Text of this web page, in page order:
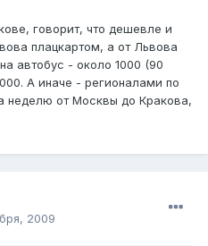
говорит, что дешевле и
плацкартом, а от Львова
автобус - около 1000 (90
А иначе - регионалами по
неделю от Москвы до Кракова,
2009